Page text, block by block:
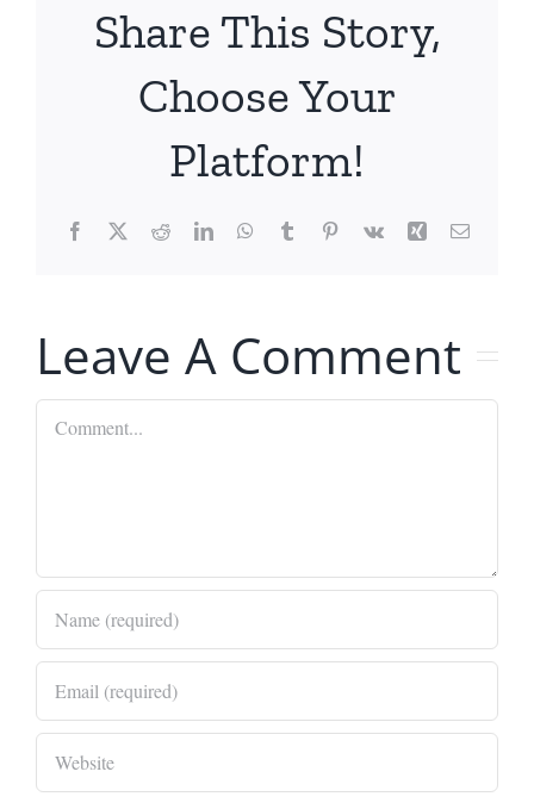
Share This Story,
Choose Your
Platform!
Facebook
X RedditLinkedInWhatsApp
TumblrPinterest
Vk Xing Email
Leave A Comment
Comment